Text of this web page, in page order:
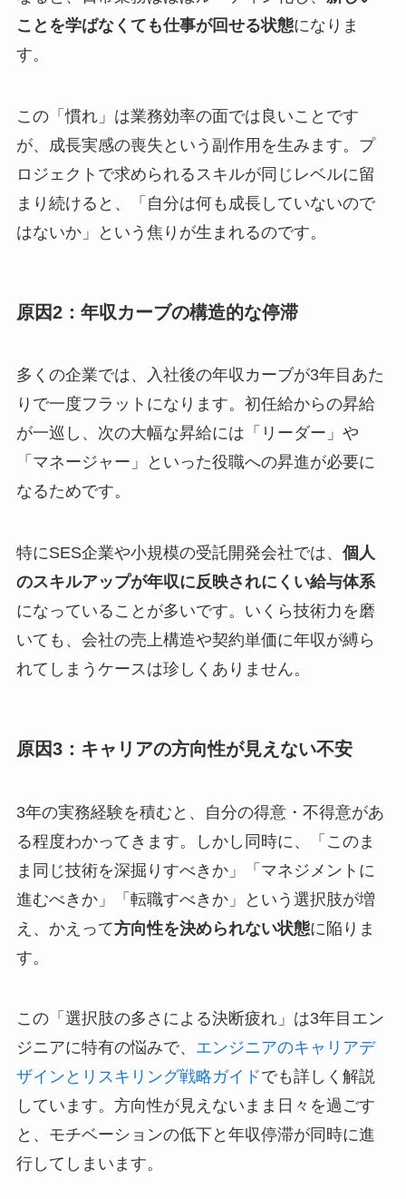
ことを学ばなくても仕事が回せる状態になりま
す。
この「慣れ」は業務効率の面では良いことです
が、成長実感の喪失という副作用を生みます。プ
ロジェクトで求められるスキルが同じレベルに留
まり続けると、「自分は何も成長していないので
はないか」という焦りが生まれるのです。
原因2：年収カーブの構造的な停滞
多くの企業では、入社後の年収カーブが3年目あた
りで一度フラットになります。初任給からの昇給
が一巡し、次の大幅な昇給には「リーダー」や
「マネージャー」といった役職への昇進が必要に
なるためです。
特にSES企業や小規模の受託開発会社では、 個人
のスキルアップが年収に反映されにくい給与体系
になっていることが多いです。いくら技術力を磨
いても、会社の売上構造や契約単価に年収が縛ら
れてしまうケースは珍しくありません。
原因3：キャリアの方向性が見えない不安
3年の実務経験を積むと、自分の得意・不得意があ
る程度わかってきます。しかし同時に、「このま
ま同じ技術を深掘りすべきか」「マネジメントに
進むべきか」「転職すべきか」という選択肢が増
え、かえって方向性を決められない状態に陥りま
す。
この「選択肢の多さによる決断疲れ」は3年目エン
ジニアに特有の悩みで、 エンジニアのキャリアデ
ザインとリスキリング戦略ガイドでも詳しく解説
しています。方向性が見えないまま日々を過ごす
と、モチベーションの低下と年収停滞が同時に進
行してしまいます。